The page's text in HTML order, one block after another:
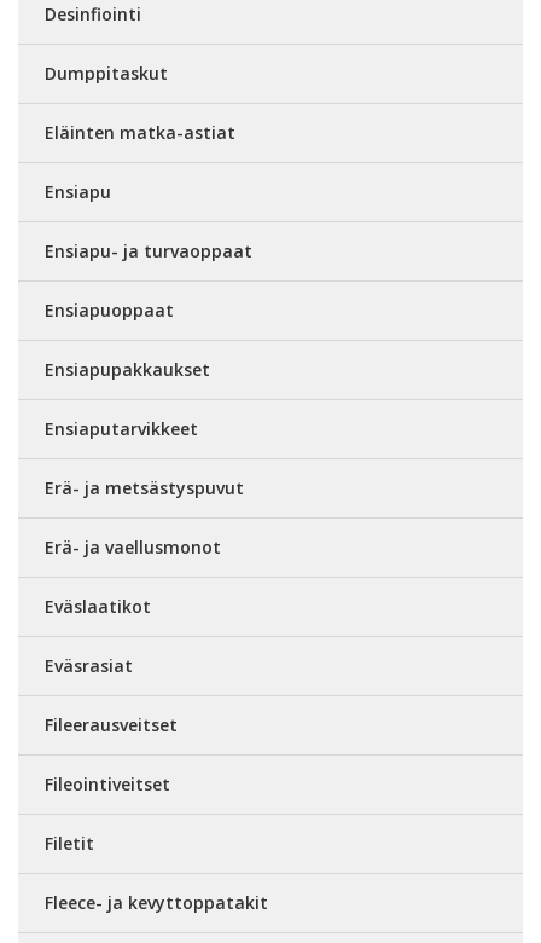
Desinfiointi
Dumppitaskut
Eläinten matka-astiat
Ensiapu
Ensiapu- ja turvaoppaat
Ensiapuoppaat
Ensiapupakkaukset
Ensiaputarvikkeet
Erä- ja metsästyspuvut
Erä- ja vaellusmonot
Eväslaatikot
Eväsrasiat
Fileerausveitset
Fileointiveitset
Filetit
Fleece- ja kevyttoppatakit